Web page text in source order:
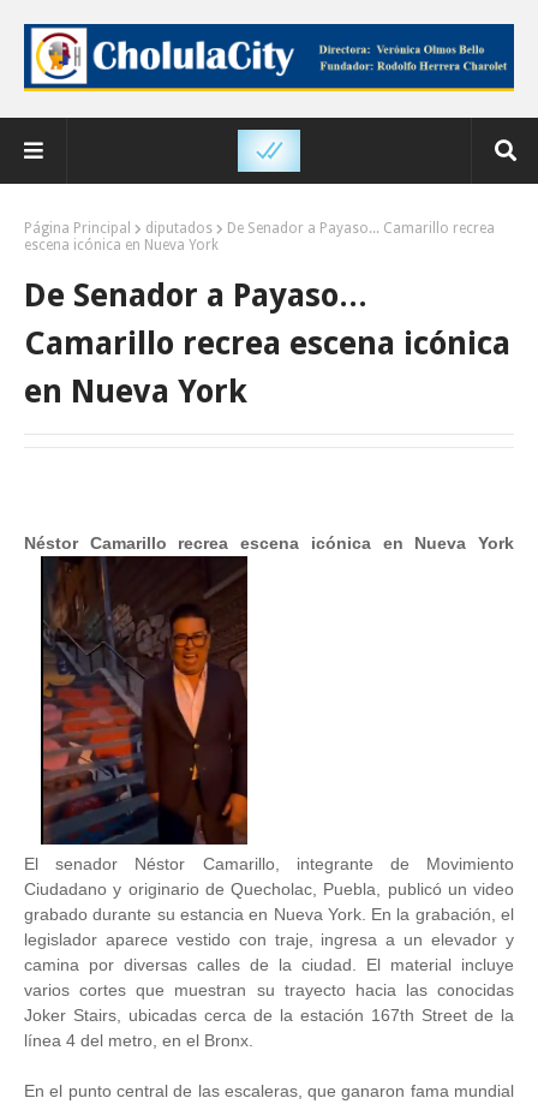
Página Principal diputados
De Senador a Payaso... Camarillo recrea
escena icónica en Nueva York
De Senador a Payaso...
Camarillo recrea escena icónica
en Nueva York
Néstor Camarillo recrea escena icónica en Nueva York
El senador Néstor Camarillo, integrante de Movimiento
Ciudadano y originario de Quecholac, Puebla, publicó un video
grabado durante su estancia en Nueva York. En la grabación, el
legislador aparece vestido con traje, ingresa a un elevador y
camina por diversas calles de la ciudad. El material incluye
varios cortes que muestran su trayecto hacia las conocidas
Joker Stairs, ubicadas cerca de la estación 167th Street de la
línea 4 del metro, en el Bronx.
En el punto central de las escaleras, que ganaron fama mundial